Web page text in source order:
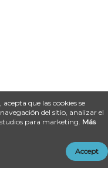
que las cookies se
del sitio, analizar el
para marketing. Más
Accept